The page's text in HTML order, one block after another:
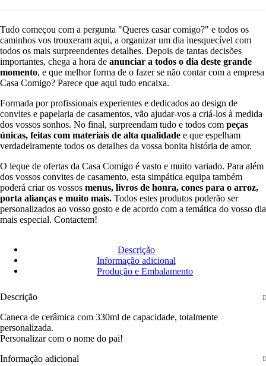
Tudo começou com a pergunta "Queres casar comigo?" e todos os
caminhos vos trouxeram aqui, a organizar um dia inesquecível com
todos os mais surpreendentes detalhes. Depois de tantas decisões
importantes, chega a hora de anunciar a todos o dia deste grande
momento, e que melhor forma de o fazer se não contar com a empresa
Casa Comigo? Parece que aqui tudo encaixa.
Formada por profissionais experientes e dedicados ao design de
convites e papelaria de casamentos, vão ajudar-vos a criá-los à medida
dos vossos sonhos. No final, surpreendam tudo e todos com peças
únicas, feitas com materiais de alta qualidade e que espelham
verdadeiramente todos os detalhes da vossa bonita história de amor.
O leque de ofertas da Casa Comigo é vasto e muito variado. Para além
dos vossos convites de casamento, esta simpática equipa também
poderá criar os vossos menus, livros de honra, cones para o arroz,
porta alianças e muito mais. Todos estes produtos poderão ser
personalizados ao vosso gosto e de acordo com a temática do vosso dia
mais especial. Contactem!
Descrição
Informação adicional
Produção e Embalamento
Descrição
Caneca de cerâmica com 330ml de capacidade, totalmente
personalizada.
Personalizar com o nome do pai!
Informação adicional